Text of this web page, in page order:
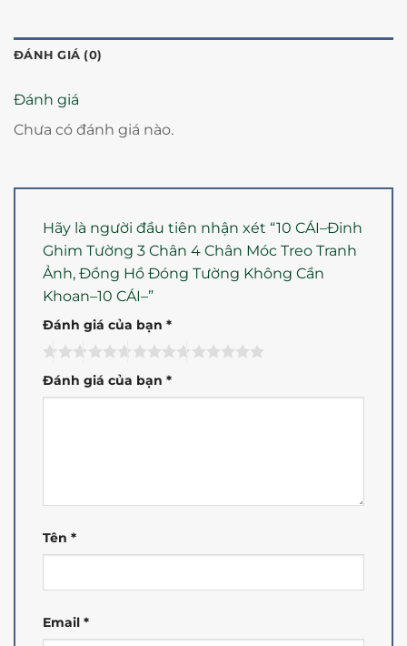
ĐÁNH GIÁ (0)
Đánh giá
Chưa có đánh giá nào.
Hãy là người đầu tiên nhận xét “10 CÁI–Đinh
Ghim Tường 3 Chân 4 Chân Móc Treo Tranh
Ảnh, Đồng Hồ Đóng Tường Không Cần
Khoan–10 CÁI–”
Đánh giá của bạn *
Đánh giá của bạn *
Tên *
Email *